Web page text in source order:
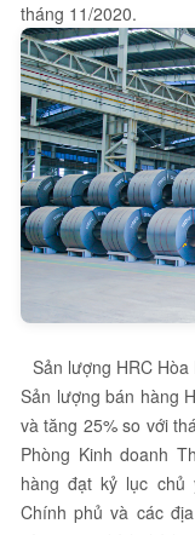
tháng 11/2020.
Sản lượng HRC
Sản lượng bán hàng
và tăng 25% so với
Phòng Kinh doanh
hàng đạt kỷ lục chủ
Chính phủ và các